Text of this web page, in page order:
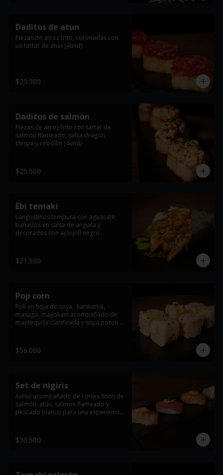
Daditos de atun
Piezas de arroz frito, coronadas con
un tartar de atun (4und)
$25.500
Daditos de salmon
Piezas de arroz frito con tartar de
salmon flameado, salsa dragon,
chispa y cebollin (4und)
$25.500
Ebi temaki
Langostinos tempura con aguacate,
bañados en salsa de anguila y
decorados con ajonjolí negro.
$21.500
Pop corn
Roll en hoja de soya,  kanikama,
masago, mayokani acompañado de
mantequilla clarificada y soya ponzu (6
$56.000
Set de nigiris
Arroz acompañado de cortes finos de
salmón, atún, salmon flameado y
pescado blanco para una experiencia
$30.500